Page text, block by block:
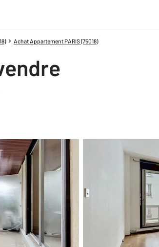
Achat Appartement PARIS (75018)